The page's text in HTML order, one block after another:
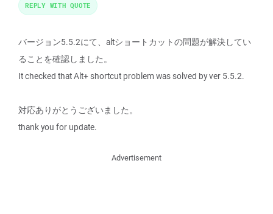
バージョン5.5.2にて、altショートカットの問題が解決してい
ることを確認しました。
It checked that Alt+ shortcut problem was solved by ver 5.5.2.
対応ありがとうございました。
thank you for update.
REPLY WITH QUOTE
Advertisement